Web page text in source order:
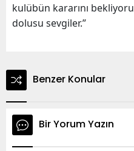
kulübün kararını
dolusu sevgiler.”
Benzer Konular
Bir Yorum Yazın